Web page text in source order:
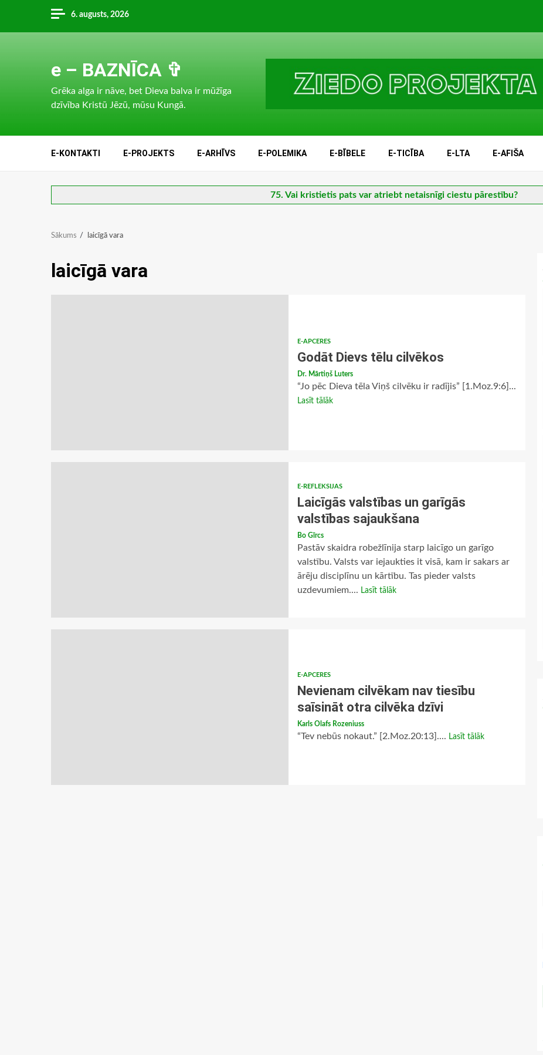
content
6. augusts, 2026
e – BAZNĪCA ✞
Grēka alga ir nāve, bet Dieva balva ir mūžīga
dzīvība Kristū Jēzū, mūsu Kungā.
E-KONTAKTI E-PROJEKTS E-ARHĪVS E-POLEMIKA E-BĪBELE E-TICĪBA E-LTA E-AFIŠA
75. Vai kristietis pats var atriebt netaisnīgi ciestu pārestību?
Sākums laicīgā vara
laicīgā vara
E-APCERES
Godāt Dievs tēlu cilvēkos
Dr. Mārtiņš Luters
“Jo pēc Dieva tēla Viņš cilvēku ir radījis” [1.Moz.9:6]...
Lasīt tālāk
E-REFLEKSIJAS
Laicīgās valstības un garīgās
valstības sajaukšana
Bo Gīrcs
Pastāv skaidra robežlīnija starp laicīgo un garīgo
valstību. Valsts var iejaukties it visā, kam ir sakars ar
ārēju disciplīnu un kārtību. Tas pieder valsts
uzdevumiem.... Lasīt tālāk
E-APCERES
Nevienam cilvēkam nav tiesību
saīsināt otra cilvēka dzīvi
Karls Olafs Rozeniuss
“Tev nebūs nokaut.” [2.Moz.20:13].... Lasīt tālāk